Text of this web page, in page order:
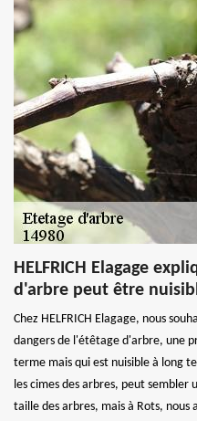
HELFRICH Elagage
d'arbre peut être
Chez HELFRICH Elagage, nous
dangers de l'étêtage d'arbre, une
terme mais qui est nuisible à long
les cimes des arbres, peut
taille des arbres, mais à Rots,